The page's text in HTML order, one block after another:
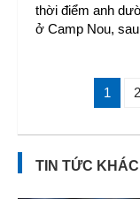
thời điểm anh
ở Camp Nou,
1 2
TIN TỨC KHÁC